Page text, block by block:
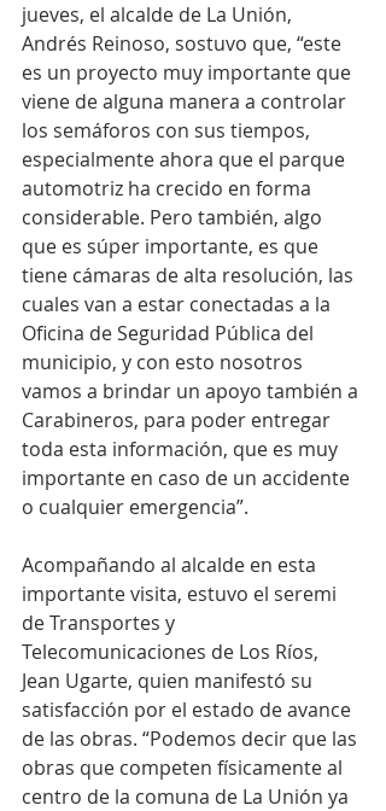
jueves, el alcalde de La Unión,
Andrés Reinoso, sostuvo que, “este
es un proyecto muy importante que
viene de alguna manera a controlar
los semáforos con sus tiempos,
especialmente ahora que el parque
automotriz ha crecido en forma
considerable. Pero también, algo
que es súper importante, es que
tiene cámaras de alta resolución, las
cuales van a estar conectadas a la
Oficina de Seguridad Pública del
municipio, y con esto nosotros
vamos a brindar un apoyo también a
Carabineros, para poder entregar
toda esta información, que es muy
importante en caso de un accidente
o cualquier emergencia”.
Acompañando al alcalde en esta
importante visita, estuvo el seremi
de Transportes y
Telecomunicaciones de Los Ríos,
Jean Ugarte, quien manifestó su
satisfacción por el estado de avance
de las obras. “Podemos decir que las
obras que competen físicamente al
centro de la comuna de La Unión ya